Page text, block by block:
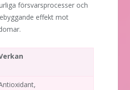
försvarsprocesser och
effekt mot